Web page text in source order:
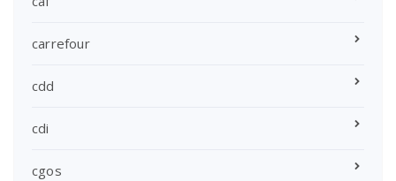
carrefour
cdd
cdi
cgos